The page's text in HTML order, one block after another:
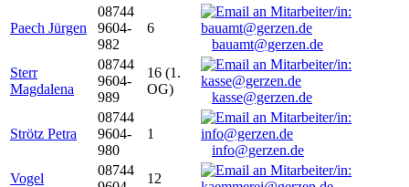
Paech Jürgen
08744
9604-
982
6
bauamt@gerzen.de
Sterr
Magdalena
08744
9604-
989
16 (1.
OG)
kasse@gerzen.de
Strötz Petra
08744
9604-
980
1
info@gerzen.de
Vogel
08744
12